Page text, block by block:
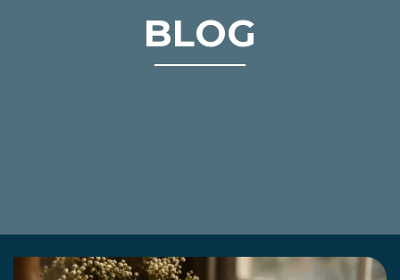
BLOG